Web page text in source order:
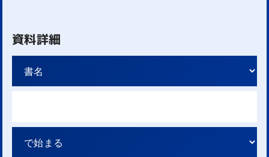
資料詳細